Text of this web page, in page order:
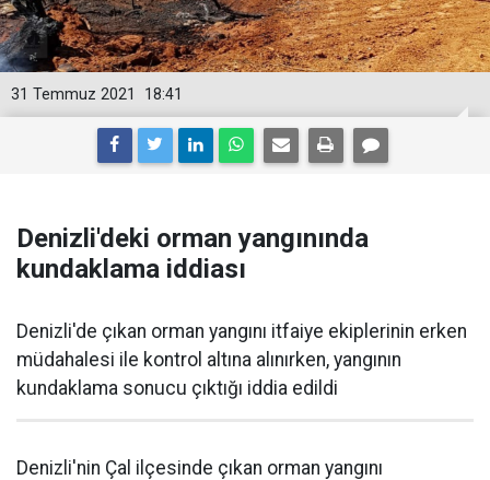
18:41
31 Temmuz 2021
Denizli'deki orman yangınında
kundaklama iddiası
Denizli'de çıkan orman yangını itfaiye ekiplerinin erken
müdahalesi ile kontrol altına alınırken, yangının
kundaklama sonucu çıktığı iddia edildi
Denizli'nin Çal ilçesinde çıkan orman yangını